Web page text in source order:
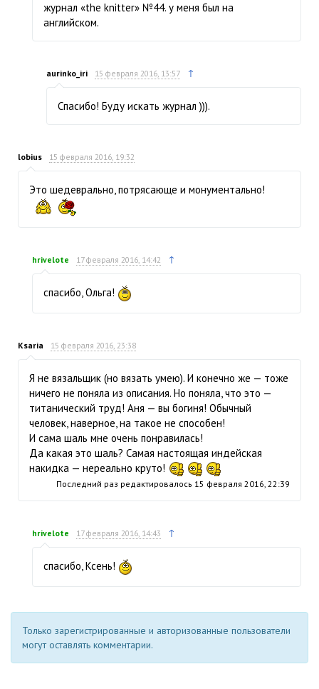
журнал «the knitter» №44. у меня был на
английском.
aurinko_iri 15 февраля 2016, 13:57 ↑
Спасибо! Буду искать журнал ))).
lobius 15 февраля 2016, 19:32
Это шедеврально, потрясающе и монументально!
hrivelote 17 февраля 2016, 14:42 ↑
спасибо, Ольга!
Ksaria 15 февраля 2016, 23:38
Я не вязальщик (но вязать умею). И конечно же — тоже
ничего не поняла из описания. Но поняла, что это —
титанический труд! Аня — вы богиня! Обычный
человек, наверное, на такое не способен!
И сама шаль мне очень понравилась!
Да какая это шаль? Самая настоящая индейская
накидка — нереально круто!
Последний раз редактировалось 15 февраля 2016, 22:39
hrivelote 17 февраля 2016, 14:43 ↑
спасибо, Ксень!
Только зарегистрированные и авторизованные пользователи
могут оставлять комментарии.